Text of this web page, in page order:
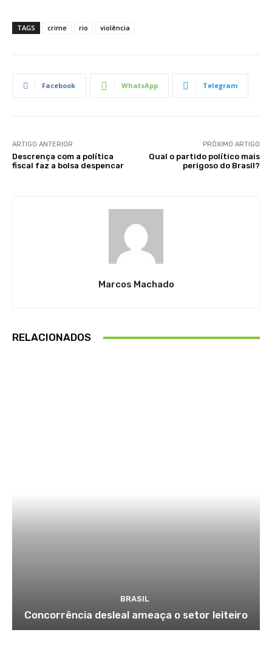
TAGS crime rio violência
Facebook WhatsApp Telegram
ARTIGO ANTERIOR
Descrença com a política
fiscal faz a bolsa despencar
PRÓXIMO ARTIGO
Qual o partido político mais
perigoso do Brasil?
Marcos Machado
RELACIONADOS
BRASIL
Concorrência desleal ameaça o setor leiteiro